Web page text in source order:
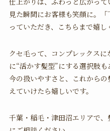
見た瞬間にお客様も笑顔に。
っていただき、こちらまで嬉し
クセ毛って、コンプレックス
に“活かす髪型”にする選択肢も
今の扱いやすさと、これから
えていけたら嬉しいです。
千葉・稲毛・津田沼エリアで